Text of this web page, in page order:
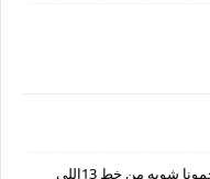
مش قادرين تعملواخط سير المقطم وترحمونا شويه من خط 13اللي